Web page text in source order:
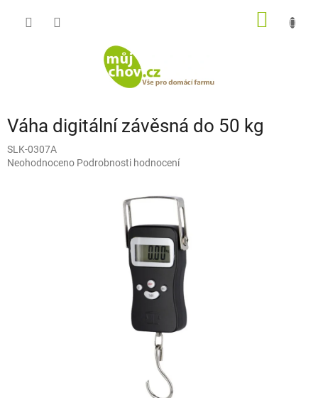
Váha digitální závěsná do 50 kg
SLK-0307A
Průměrné
Neohodnoceno Podrobnosti hodnocení